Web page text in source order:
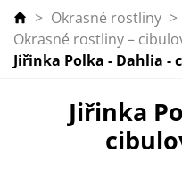
> Okrasné rostliny >
Okrasné rostliny –
Jiřinka Polka - Dahlia -
Jiřinka